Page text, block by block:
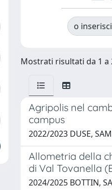
o
Mostrati risultati da 1 a
Agripolis nel
campus
2022/2023 DUSE,
Allometria della
di Val Tovanella
2024/2025 BOTTIN,